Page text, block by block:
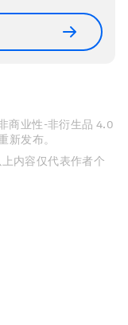
商业性-非衍生品 4.0
新发布。
内容仅代表作者个